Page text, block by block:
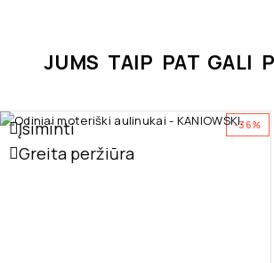
JUMS TAIP PAT GALI
-36%
Įsiminti
Greita peržiūra